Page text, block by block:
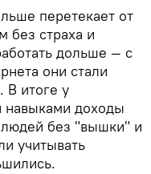
перетекает от
без страха и
дольше — с
они стали
В итоге у
навыками доходы
без "вышки" и
учитывать